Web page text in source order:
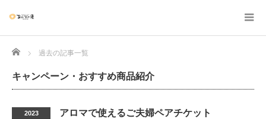
Home 過去の記事一覧
キャンペーン・おすすめ商品紹介
2023 アロマで使えるご夫婦ペアチケット